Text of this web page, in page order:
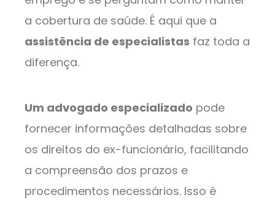
a cobertura de saúde. É aqui que a
assistência de especialistas faz toda a
diferença.
Um advogado especializado pode
fornecer informações detalhadas sobre
os direitos do ex-funcionário, facilitando
a compreensão dos prazos e
procedimentos necessários. Isso é